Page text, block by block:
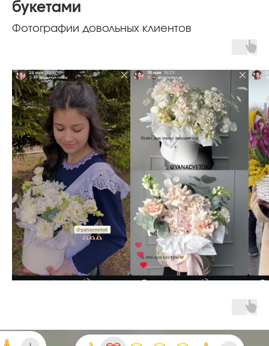
букетами
Фотографии довольных клиентов